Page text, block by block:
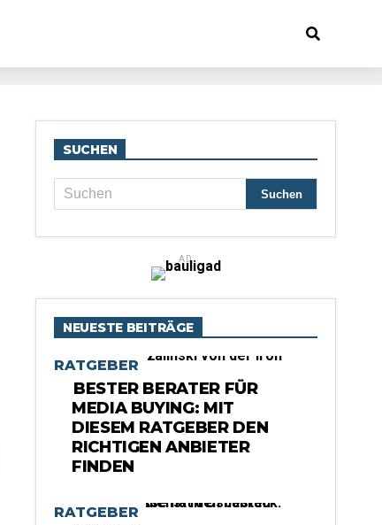
SUCHEN
AD
NEUESTE BEITRÄGE
RATGEBER
BESTER BERATER FÜR
MEDIA BUYING: MIT
DIESEM RATGEBER DEN
RICHTIGEN ANBIETER
FINDEN
RATGEBER